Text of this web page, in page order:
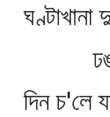
ঘণ্টাখানা
ঢঙ্‌
দিন চ'লে